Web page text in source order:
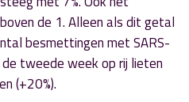
af op 27 maart
de 1. Alleen als dit getal
besmettingen met SARS-
tweede week op rij lieten
(+20%).